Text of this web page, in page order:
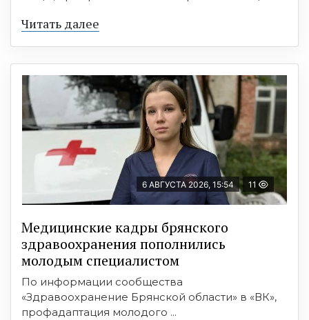
Читать далее
6 АВГУСТА 2026, 15:54 11
Медицинские кадры брянского
здравоохранения пополнились
молодым специалистом
По информации сообщества
«Здравоохранение Брянской области» в «ВК»,
профадаптация молодого ...